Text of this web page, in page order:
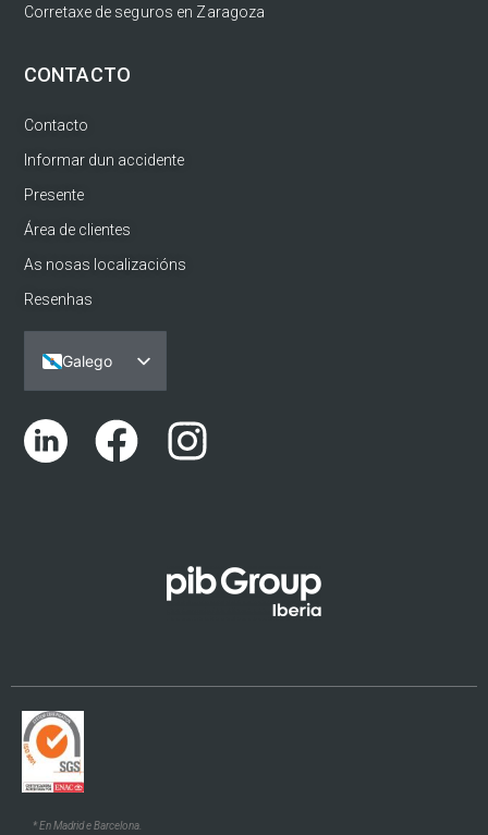
Corretaxe de seguros en Zaragoza
CONTACTO
Contacto
Informar dun accidente
Presente
Área de clientes
As nosas localizacións
Resenhas
Galego
Español
Português
* En Madrid e Barcelona.